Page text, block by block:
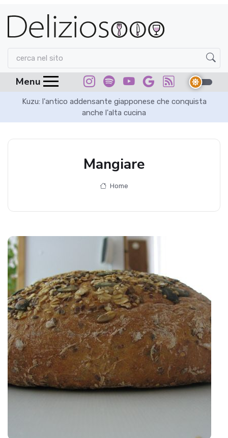
Menu
Kuzu: l'antico addensante giapponese che conquista
anche l'alta cucina
Mangiare
Home